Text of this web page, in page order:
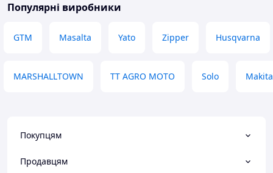
Популярні виробники
GTM Masalta Yato Zipper Husqvarna
MARSHALLTOWN TT AGRO MOTO Solo Makita
Покупцям
Продавцям